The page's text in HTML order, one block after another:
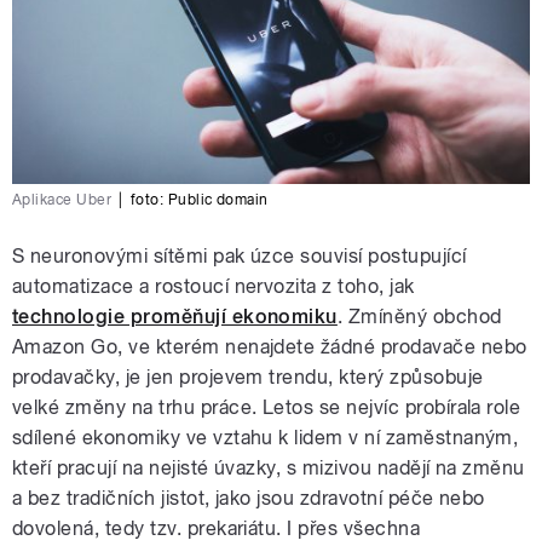
Aplikace Uber foto: Public domain
S neuronovými sítěmi pak úzce souvisí postupující
automatizace a rostoucí nervozita z toho, jak
technologie proměňují ekonomiku. Zmíněný obchod
Amazon Go, ve kterém nenajdete žádné prodavače nebo
prodavačky, je jen projevem trendu, který způsobuje
velké změny na trhu práce. Letos se nejvíc probírala role
sdílené ekonomiky ve vztahu k lidem v ní zaměstnaným,
kteří pracují na nejisté úvazky, s mizivou nadějí na změnu
a bez tradičních jistot, jako jsou zdravotní péče nebo
dovolená, tedy tzv. prekariátu. I přes všechna